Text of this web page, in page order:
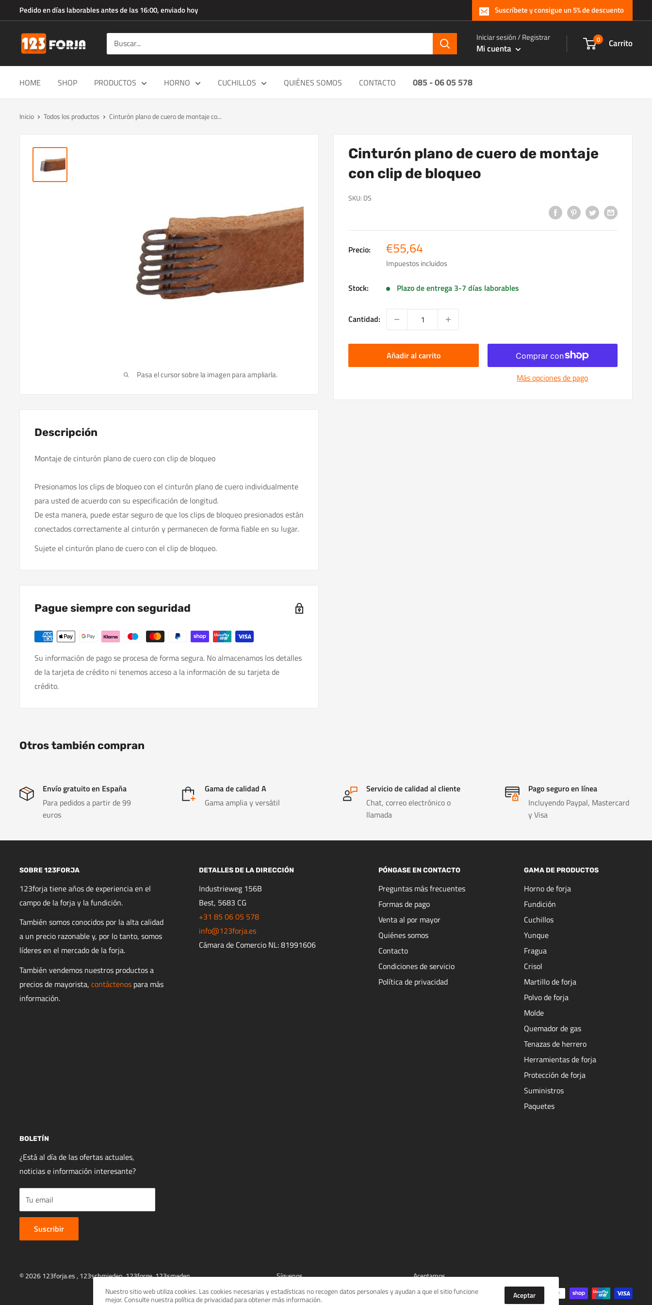
directamente
contenido
Pedido en días laborables antes de las 16:00, enviado hoy Suscríbete y consigue un 5% de descuento
123forja.es Iniciar sesión / Registrar
Mi cuenta
0 Carrito
HOME SHOP PRODUCTOS HORNO CUCHILLOS QUIÉNES SOMOS CONTACTO 085 - 06 05 578
Inicio Todos los productos Cinturón plano de cuero de montaje co...
Pasa el cursor sobre la imagen para ampliarla.
Cinturón plano de cuero de montaje
con clip de bloqueo
SKU: DS
Precio: Precio
de
venta
€55,64
Impuestos incluidos
Stock: Plazo de entrega 3-7 días laborables
Cantidad:
Añadir al carrito
Más opciones de pago
Descripción
Montaje de cinturón plano de cuero con clip de bloqueo
Presionamos los clips de bloqueo con el cinturón plano de cuero individualmente
para usted de acuerdo con su especificación de longitud.
De esta manera, puede estar seguro de que los clips de bloqueo presionados están
conectados correctamente al cinturón y permanecen de forma fiable en su lugar.
Sujete el cinturón plano de cuero con el clip de bloqueo.
Pague siempre con seguridad
Su información de pago se procesa de forma segura. No almacenamos los detalles
de la tarjeta de crédito ni tenemos acceso a la información de su tarjeta de
crédito.
Otros también compran
Envío gratuito en España
Para pedidos a partir de 99
euros
Gama de calidad A
Gama amplia y versátil
Servicio de calidad al cliente
Chat, correo electrónico o
llamada
Pago seguro en línea
Incluyendo Paypal, Mastercard
y Visa
SOBRE 123FORJA
123forja tiene años de experiencia en el
campo de la forja y la fundición.
También somos conocidos por la alta calidad
a un precio razonable y, por lo tanto, somos
líderes en el mercado de la forja.
También vendemos nuestros productos a
precios de mayorista, contáctenos para más
información.
DETALLES DE LA DIRECCIÓN
Industrieweg 156B
Best, 5683 CG
+31 85 06 05 578
info@123forja.es
Cámara de Comercio NL: 81991606
PÓNGASE EN CONTACTO
Preguntas más frecuentes
Formas de pago
Venta al por mayor
Quiénes somos
Contacto
Condiciones de servicio
Política de privacidad
GAMA DE PRODUCTOS
Horno de forja
Fundición
Cuchillos
Yunque
Fragua
Crisol
Martillo de forja
Polvo de forja
Molde
Quemador de gas
Tenazas de herrero
Herramientas de forja
Protección de forja
Suministros
Paquetes
BOLETÍN
¿Está al día de las ofertas actuales,
noticias e información interesante?
Tu email
Suscribir
© 2026 123forja.es , 123schmieden,123forge,123smeden Síguenos
Aceptamos
Nuestro sitio web utiliza cookies. Las cookies necesarias y estadísticas no recogen datos personales y ayudan a que el sitio funcione
mejor. Consulte nuestra política de privacidad para obtener más información.
Aceptar